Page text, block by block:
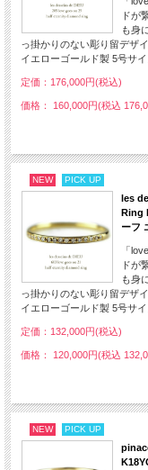
ドが
も身
っ掛かりのない彫り留デザ
イエローゴールド製 5号サイ
定価：176,000円(税込)
価格： 160,000円(税込
NEW PICK UP
les
Ring
ーフ
「
ドが
も身
っ掛かりのない彫り留デザ
イエローゴールド製 5号サイ
定価：132,000円(税込)
価格： 120,000円(税込
NEW PICK UP